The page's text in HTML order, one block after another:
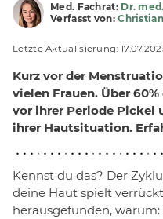
Med. Fachrat: Dr.
Verfasst von:
Letzte Aktualisierung:
Kurz vor der
vielen Frauen. Über
vor ihrer Periode Pickel
ihrer Hautsituation.
Kennst du das? Der
deine Haut spielt
herausgefunden, warum: